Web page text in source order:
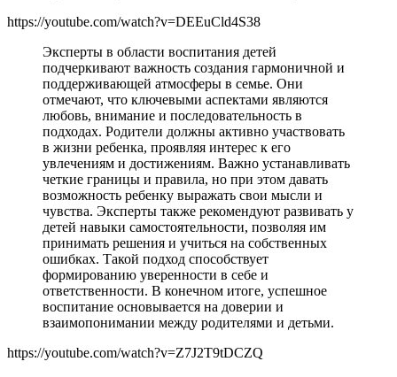
https://youtube.com/watch?v=DEEuCld4S38
Эксперты в области воспитания детей
подчеркивают важность создания гармоничной и
поддерживающей атмосферы в семье. Они
отмечают, что ключевыми аспектами являются
любовь, внимание и последовательность в
подходах. Родители должны активно участвовать
в жизни ребенка, проявляя интерес к его
увлечениям и достижениям. Важно устанавливать
четкие границы и правила, но при этом давать
возможность ребенку выражать свои мысли и
чувства. Эксперты также рекомендуют развивать у
детей навыки самостоятельности, позволяя им
принимать решения и учиться на собственных
ошибках. Такой подход способствует
формированию уверенности в себе и
ответственности. В конечном итоге, успешное
воспитание основывается на доверии и
взаимопонимании между родителями и детьми.
https://youtube.com/watch?v=Z7J2T9tDCZQ